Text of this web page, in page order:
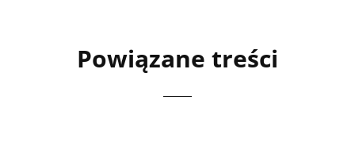
Powiązane treści